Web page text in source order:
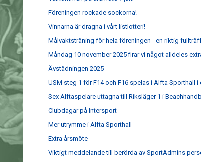
Föreningen rockade sockorna!
Vinnarna är dragna i vårt listlotteri!
Målvaktsträning för hela föreningen - en riktig
Måndag 10 november 2025 firar vi något alldeles
Ävstädningen 2025
USM steg 1 för F14 och F16 spelas i Alfta Sporthall i
Sex Alftaspelare uttagna till Riksläger 1 i
Clubdagar på Intersport
Mer utrymme i Alfta Sporthall
Extra årsmöte
Viktigt meddelande till berörda av SportAdmins